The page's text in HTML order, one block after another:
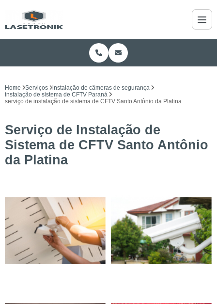
Home Serviços
instalação de câmeras de segurança
instalação de sistema de CFTV Paraná
serviço de instalação de sistema de CFTV Santo Antônio da Platina
Serviço de Instalação de
Sistema de CFTV Santo Antônio
da Platina